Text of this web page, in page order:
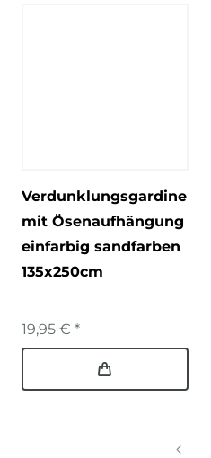
Verdunklungsgardine
mit Ösenaufhängung
einfarbig sandfarben
135x250cm
19,95 € *